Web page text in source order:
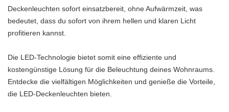
Deckenleuchten sofort einsatzbereit, ohne Aufwärmzeit, was
bedeutet, dass du sofort von ihrem hellen und klaren Licht
profitieren kannst.
Die LED-Technologie bietet somit eine effiziente und
kostengünstige Lösung für die Beleuchtung deines Wohnraums.
Entdecke die vielfältigen Möglichkeiten und genieße die Vorteile,
die LED-Deckenleuchten bieten.